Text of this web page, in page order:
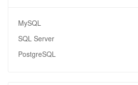
MySQL
SQL Server
PostgreSQL